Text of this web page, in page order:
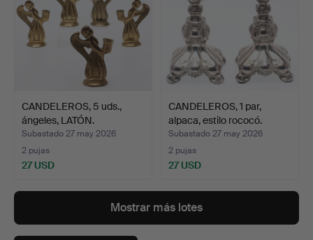
CANDELEROS, 5 uds.,
ángeles, LATÓN.
Subastado 27 may 2026
2 pujas
27 USD
CANDELEROS, 1 par,
alpaca, estilo rococó.
Subastado 27 may 2026
2 pujas
27 USD
Mostrar más lotes